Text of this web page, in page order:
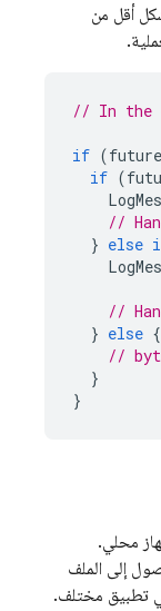
أقل من
// In the
if (future
if (
//
} else
//
} else {
//
}
}
محلي.
إلى الملف
تطبيق مختلف.